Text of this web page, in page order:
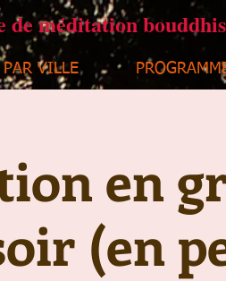
de méditation
VILLE
en
(en